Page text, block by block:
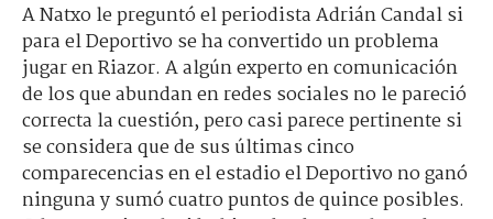
A Natxo le preguntó el periodista Adrián Candal si
para el Deportivo se ha convertido un problema
jugar en Riazor. A algún experto en comunicación
de los que abundan en redes sociales no le pareció
correcta la cuestión, pero casi parece pertinente si
se considera que de sus últimas cinco
comparecencias en el estadio el Deportivo no ganó
ninguna y sumó cuatro puntos de quince posibles.